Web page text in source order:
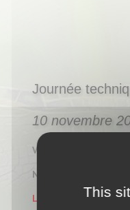
Journée
10 novembre
Veuillez compléter le
Nous vous
L’inscription à la
This